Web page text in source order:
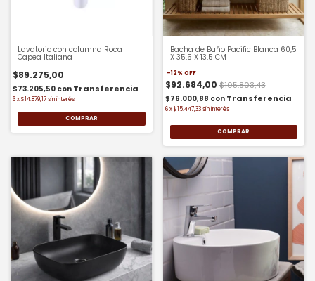
Lavatorio con columna Roca
Capea Italiana
$89.275,00
$73.205,50 con
6x$14.879,17sin interés
COMPRAR
Bacha de Baño Pacific Blanca 60,5
X 35,5 X 13,5 CM
-12%OFF
$92.684,00$105.803,43
$76.000,88 con
6 x$15.447,33 sin interés